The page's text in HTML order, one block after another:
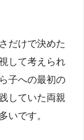
だけで決めた
して考えられ
子への最初の
していた両親
いです。